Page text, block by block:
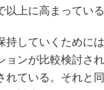
上に高まっている
していくために
ンが比較検討さ
ている。それと